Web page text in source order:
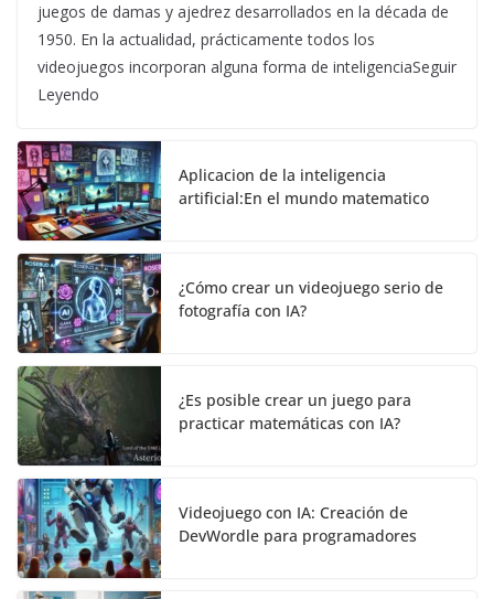
juegos de damas y ajedrez desarrollados en la década de
1950. En la actualidad, prácticamente todos los
videojuegos incorporan alguna forma de inteligenciaSeguir
Leyendo
Aplicacion de la inteligencia
artificial:En el mundo matematico
¿Cómo crear un videojuego serio de
fotografía con IA?
¿Es posible crear un juego para
practicar matemáticas con IA?
Videojuego con IA: Creación de
DevWordle para programadores